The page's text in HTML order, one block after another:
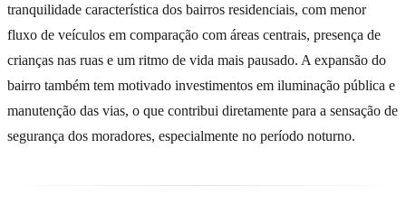
tranquilidade característica dos bairros residenciais, com menor
fluxo de veículos em comparação com áreas centrais, presença de
crianças nas ruas e um ritmo de vida mais pausado. A expansão do
bairro também tem motivado investimentos em iluminação pública e
manutenção das vias, o que contribui diretamente para a sensação de
segurança dos moradores, especialmente no período noturno.